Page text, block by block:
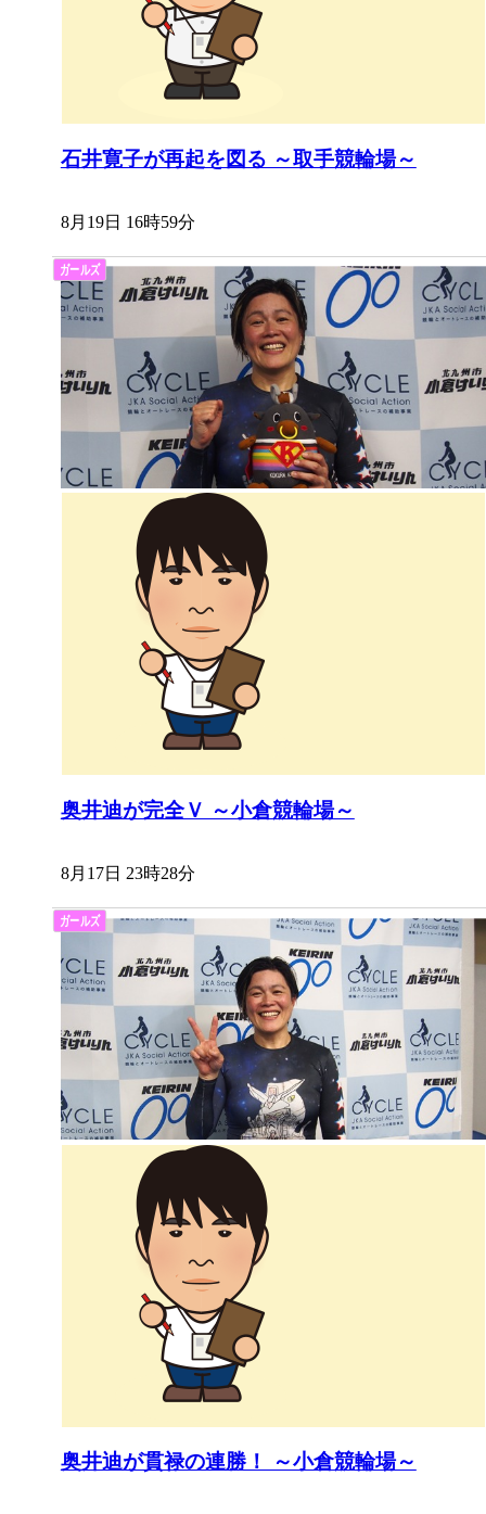
石井寛子が再起を図る ～取手競輪場～
8月19日 16時59分
奥井迪が完全Ｖ ～小倉競輪場～
8月17日 23時28分
奥井迪が貫禄の連勝！ ～小倉競輪場～